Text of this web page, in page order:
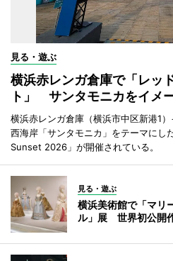
見る・遊ぶ
横浜赤レンガ倉庫で「レッ
ト」 サンタモニカをイメ
横浜赤レンガ倉庫（横浜市中区新港1
西海岸「サンタモニカ」をテーマにし
Sunset 2026」が開催されている。
見る・遊ぶ
横浜美術館で「マリ
ル」展 世界初公開